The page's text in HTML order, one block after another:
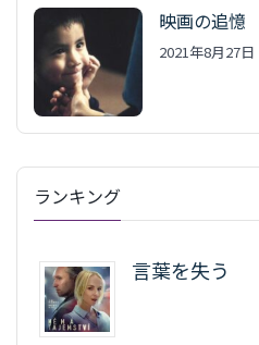
映画の追憶
2021年8月27日
ランキング
言葉を失う